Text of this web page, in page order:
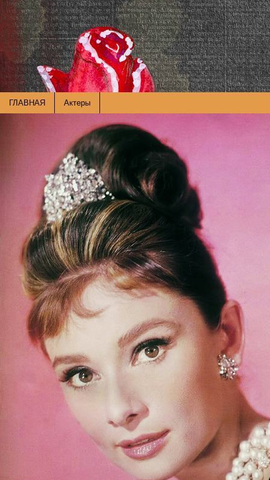
ГЛАВНАЯ Актеры